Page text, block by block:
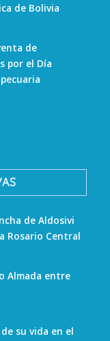
de Bolivia
de
por el Día
de Aldosivi
Rosario Central
Almada entre
su vida en el